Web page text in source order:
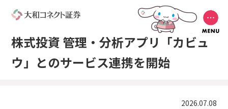
株式投資 管理・分析アプリ「カビュ
ウ」とのサービス連携を開始
2026.07.08